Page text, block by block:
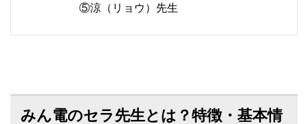
⑤涼（リョウ）先生
みん電のセラ先生とは？特徴・基本情